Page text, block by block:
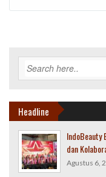
Headline
IndoBeauty
dan
Agustus 6,